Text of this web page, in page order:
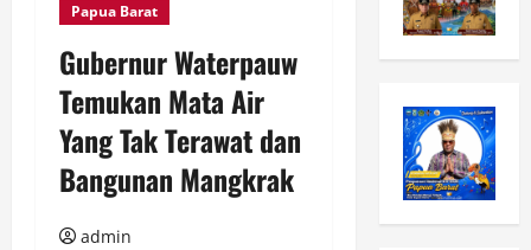
Papua Barat
Gubernur Waterpauw
Temukan Mata Air
Yang Tak Terawat dan
Bangunan Mangkrak
admin